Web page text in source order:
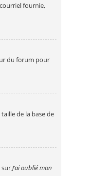
fournie,
du forum pour
de la base de
surJ’ai oublié mon